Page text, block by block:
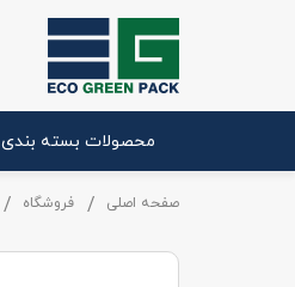
محصولات بسته بندی
صفحه اصلی فروشگاه